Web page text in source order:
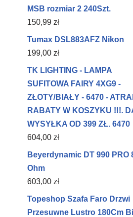
MSB rozmiar 2 240Szt.
150,99 zł
Tumax DSL883AFZ Nikon
199,00 zł
TK LIGHTING - LAMPA
SUFITOWA FAIRY 4XG9 -
ZŁOTY/BIAŁY - 6470 -
RABATY W KOSZYKU !!!.
WYSYŁKA OD 399 ZŁ. 6470
604,00 zł
Beyerdynamic DT 990 PRO
Ohm
603,00 zł
Topeshop Szafa Faro Drzwi
Przesuwne Lustro 180Cm